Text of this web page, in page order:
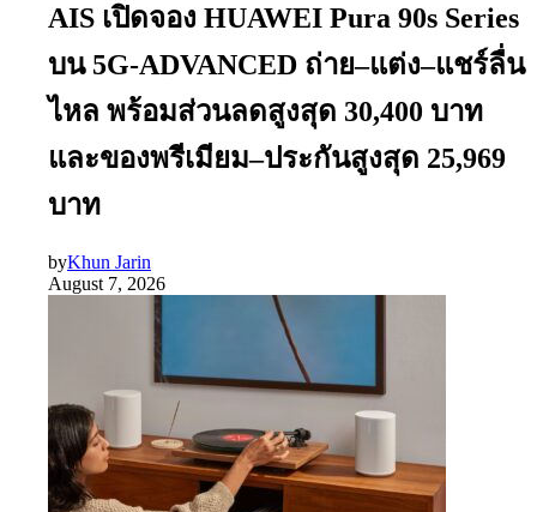
AIS เปิดจอง HUAWEI Pura 90s Series
บน 5G-ADVANCED ถ่าย–แต่ง–แชร์ลื่น
ไหล พร้อมส่วนลดสูงสุด 30,400 บาท
และของพรีเมียม–ประกันสูงสุด 25,969
บาท
byKhun Jarin
August 7, 2026